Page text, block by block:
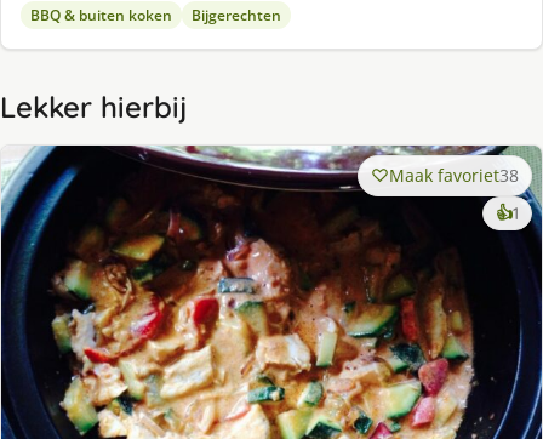
BBQ & buiten koken Bijgerechten
Lekker hierbij
Maak favoriet38
👍1